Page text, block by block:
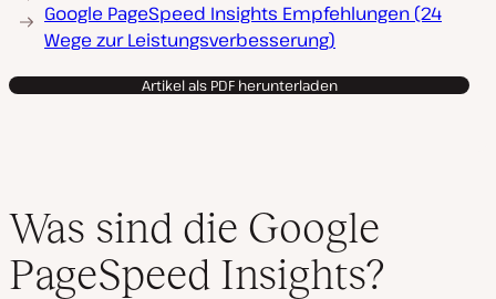
Google PageSpeed Insights Empfehlungen (24
Wege zur Leistungsverbesserung)
Artikel als PDF herunterladen
Was sind die Google
PageSpeed Insights?